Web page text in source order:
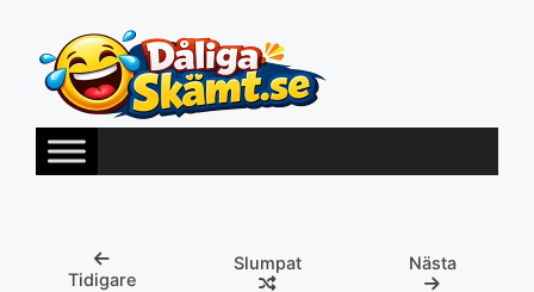
innehåll
Tidigare
Slumpat Nästa